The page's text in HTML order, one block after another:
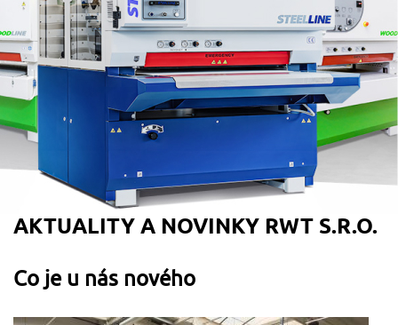
AKTUALITY A NOVINKY RWT S.R.O.
Co je u nás nového